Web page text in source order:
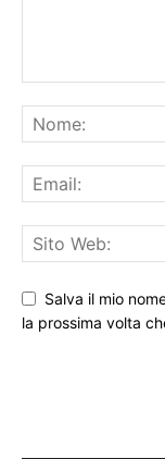
Salva il mio